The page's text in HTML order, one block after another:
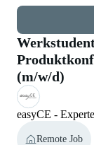
(m/w/d)
easyCE -
Remote Job